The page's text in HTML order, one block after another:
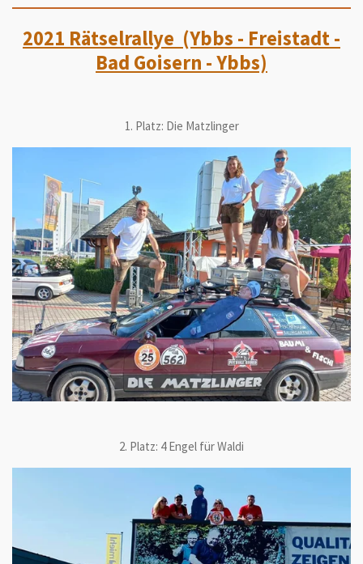
2021 Rätselrallye (Ybbs - Freistadt -
Bad Goisern - Ybbs)
1. Platz: Die Matzlinger
2. Platz: 4 Engel für Waldi